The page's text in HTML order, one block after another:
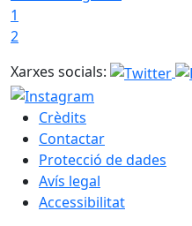
1
2
Xarxes socials:
Crèdits
Contactar
Protecció de dades
Avís legal
Accessibilitat